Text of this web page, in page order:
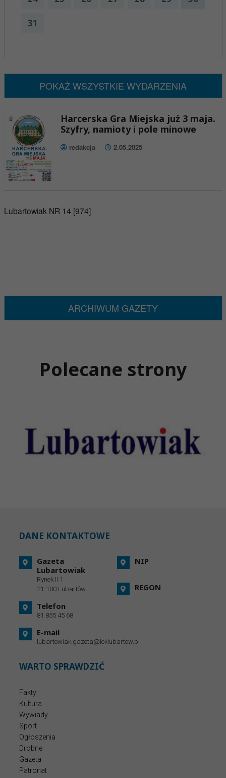
31
POKAŻ WSZYSTKIE WYDARZENIA
Harcerska Gra Miejska już 3 maja.
Szyfry, namioty i pole minowe
redakcja 2.05.2025
Lubartowiak NR 14 [974]
ARCHIWUM GAZETY
Polecane strony
DANE KONTAKTOWE
Gazeta
Lubartowiak
Rynek II 1
21-100 Lubartów
Telefon
81 855 45 68
E-mail
lubartowiak.gazeta@loklubartow.pl
NIP
REGON
WARTO SPRAWDZIĆ
Fakty
Kultura
Wywiady
Sport
Ogłoszenia
Drobne
Gazeta
Patronat